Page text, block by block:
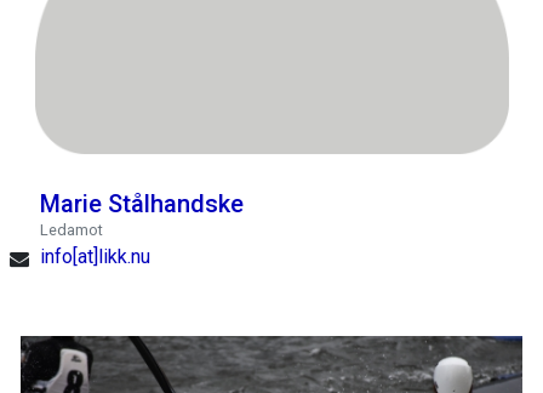
Marie Stålhandske
Ledamot
info[at]likk.nu